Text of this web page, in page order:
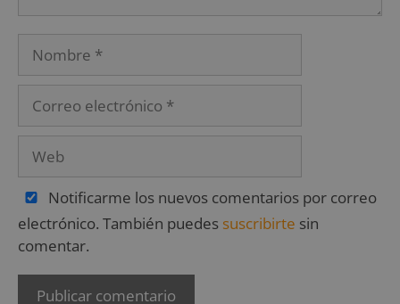
Notificarme los nuevos comentarios por correo
electrónico. También puedes suscribirte sin
comentar.